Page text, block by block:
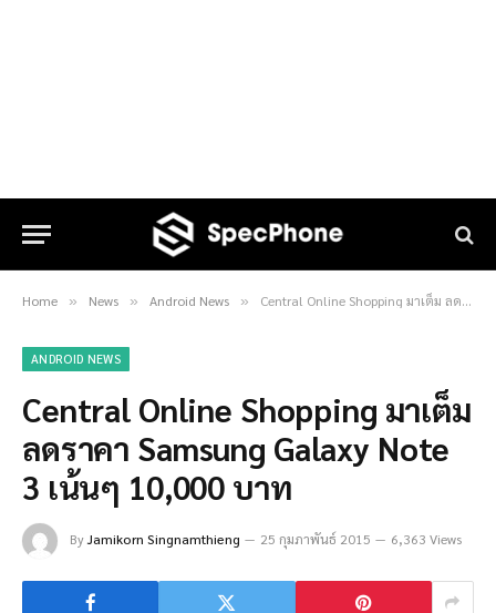
Home » News » Android News » Central Online Shopping มาเต็ม ลดราคา Samsung Galaxy Note 3 เน้นๆ 10,000 บาท
ANDROID NEWS
Central Online Shopping มาเต็ม
ลดราคา Samsung Galaxy Note
3 เน้นๆ 10,000 บาท
ByJamikorn Singnamthieng 25 กุมภาพันธ์ 2015 6,363 Views